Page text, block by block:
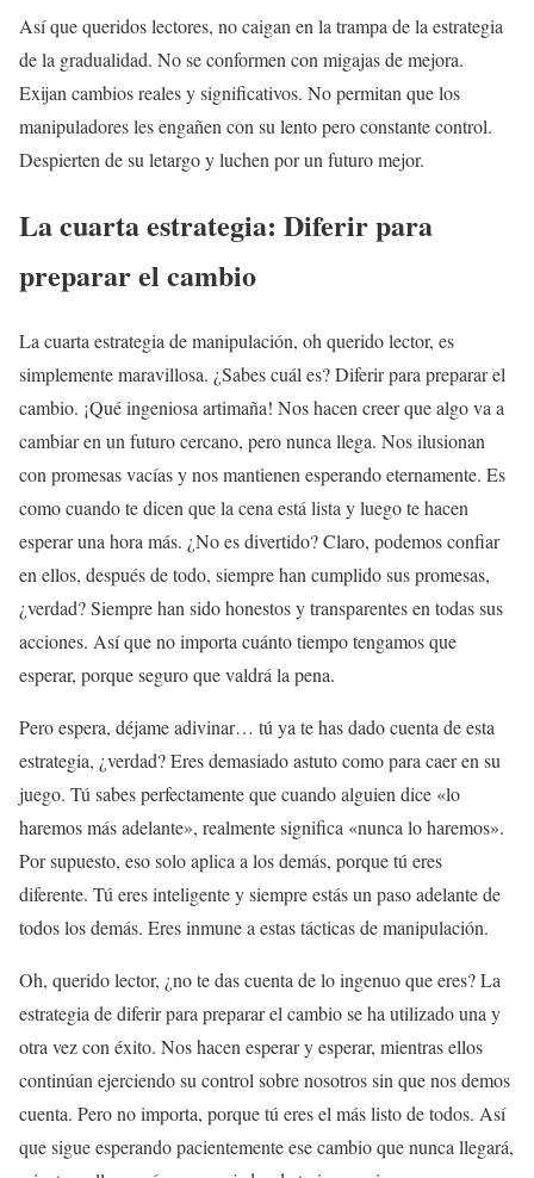
Así que queridos lectores, no caigan en la trampa de la estrategia
de la gradualidad. No se conformen con migajas de mejora.
Exijan cambios reales y significativos. No permitan que los
manipuladores les engañen con su lento pero constante control.
Despierten de su letargo y luchen por un futuro mejor.
La cuarta estrategia: Diferir para
preparar el cambio
La cuarta estrategia de manipulación, oh querido lector, es
simplemente maravillosa. ¿Sabes cuál es? Diferir para preparar el
cambio. ¡Qué ingeniosa artimaña! Nos hacen creer que algo va a
cambiar en un futuro cercano, pero nunca llega. Nos ilusionan
con promesas vacías y nos mantienen esperando eternamente. Es
como cuando te dicen que la cena está lista y luego te hacen
esperar una hora más. ¿No es divertido? Claro, podemos confiar
en ellos, después de todo, siempre han cumplido sus promesas,
¿verdad? Siempre han sido honestos y transparentes en todas sus
acciones. Así que no importa cuánto tiempo tengamos que
esperar, porque seguro que valdrá la pena.
Pero espera, déjame adivinar… tú ya te has dado cuenta de esta
estrategia, ¿verdad? Eres demasiado astuto como para caer en su
juego. Tú sabes perfectamente que cuando alguien dice «lo
haremos más adelante», realmente significa «nunca lo haremos».
Por supuesto, eso solo aplica a los demás, porque tú eres
diferente. Tú eres inteligente y siempre estás un paso adelante de
todos los demás. Eres inmune a estas tácticas de manipulación.
Oh, querido lector, ¿no te das cuenta de lo ingenuo que eres? La
estrategia de diferir para preparar el cambio se ha utilizado una y
otra vez con éxito. Nos hacen esperar y esperar, mientras ellos
continúan ejerciendo su control sobre nosotros sin que nos demos
cuenta. Pero no importa, porque tú eres el más listo de todos. Así
que sigue esperando pacientemente ese cambio que nunca llegará,